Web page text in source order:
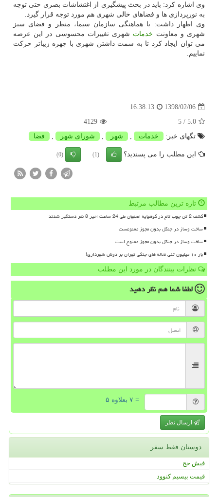
وی اشاره كرد: باید در بحث پیشگیری از اغتشاشات بصری حتی توجه
به نورپردازی ها و فضاهای خالی شهری هم مورد توجه قرار گیرد.
وی اظهار داشت: با هماهنگی سازمان سیما، منظر و فضای سبز
شهری و معاونت خدمات شهری تغییرات محسوسی در این عرصه
می توان ایجاد كرد تا به سمت داشتن شهری با چهره زیباتر حركت
نماییم.
1398/02/06
16:38:13
5.0
/ 5
4129
تگهای خبر:
خدمات , شهر , شورای شهر , فضا
این مطلب را می پسندید؟ (1)
(0)
تازه ترین مطالب مرتبط
کشف 2 تن چوب تاغ در کوهپایه اصفهان طی 24 ساعت اخیر 8 نفر دستگیر شدند
ساخت وساز در جنگل بدون مجوز ممنوعست
ساخت وساز در جنگل بدون مجوز ممنوع است
بار ۱۰ میلیون تنی نخاله های جنگی تهران بر دوش شهرداری!
نظرات بینندگان در مورد این مطلب
لطفا شما همنظر دهید
= ۷ بعلاوه ۵
ارسال نظر
دوستان فقط سفر
فیش حج
قیمت بیسیم کنوود